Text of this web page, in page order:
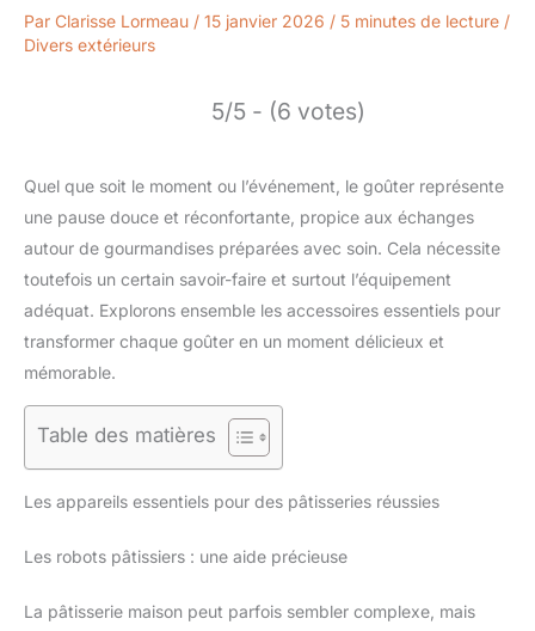
Par Clarisse Lormeau / 15 janvier 2026 / 5 minutes de lecture /
Divers extérieurs
5/5 - (6 votes)
Quel que soit le moment ou l’événement, le goûter représente
une pause douce et réconfortante, propice aux échanges
autour de gourmandises préparées avec soin. Cela nécessite
toutefois un certain savoir-faire et surtout l’équipement
adéquat. Explorons ensemble les accessoires essentiels pour
transformer chaque goûter en un moment délicieux et
mémorable.
Table des matières
Les appareils essentiels pour des pâtisseries réussies
Les robots pâtissiers : une aide précieuse
La pâtisserie maison peut parfois sembler complexe, mais